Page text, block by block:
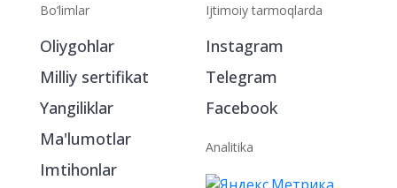
Bo‘limlar
Oliygohlar
Milliy sertifikat
Yangiliklar
Ma'lumotlar
Imtihonlar
Ijtimoiy tarmoqlarda
Instagram
Telegram
Facebook
Analitika